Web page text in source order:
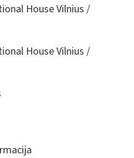
House Vilnius /
House Vilnius /